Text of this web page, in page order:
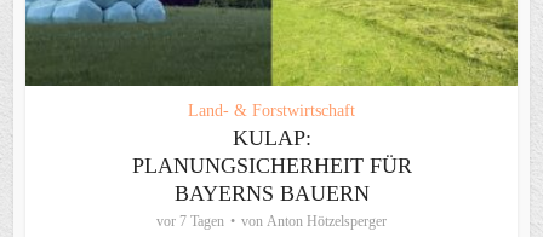
Land- & Forstwirtschaft
KULAP:
PLANUNGSICHERHEIT FÜR
BAYERNS BAUERN
vor 7 Tagen von Anton Hötzelsperger